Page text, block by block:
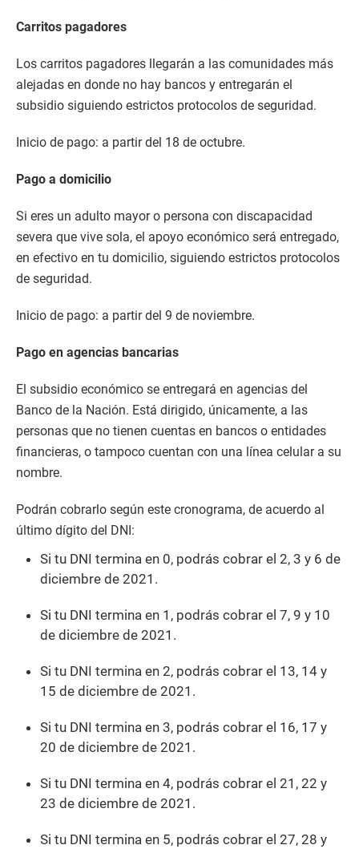
Carritos pagadores
Los carritos pagadores llegarán a las comunidades más
alejadas en donde no hay bancos y entregarán el
subsidio siguiendo estrictos protocolos de seguridad.
Inicio de pago: a partir del 18 de octubre.
Pago a domicilio
Si eres un adulto mayor o persona con discapacidad
severa que vive sola, el apoyo económico será entregado,
en efectivo en tu domicilio, siguiendo estrictos protocolos
de seguridad.
Inicio de pago: a partir del 9 de noviembre.
Pago en agencias bancarias
El subsidio económico se entregará en agencias del
Banco de la Nación. Está dirigido, únicamente, a las
personas que no tienen cuentas en bancos o entidades
financieras, o tampoco cuentan con una línea celular a su
nombre.
Podrán cobrarlo según este cronograma, de acuerdo al
último dígito del DNI:
Si tu DNI termina en 0, podrás cobrar el 2, 3 y 6 de
diciembre de 2021.
Si tu DNI termina en 1, podrás cobrar el 7, 9 y 10
de diciembre de 2021.
Si tu DNI termina en 2, podrás cobrar el 13, 14 y
15 de diciembre de 2021.
Si tu DNI termina en 3, podrás cobrar el 16, 17 y
20 de diciembre de 2021.
Si tu DNI termina en 4, podrás cobrar el 21, 22 y
23 de diciembre de 2021.
Si tu DNI termina en 5, podrás cobrar el 27, 28 y